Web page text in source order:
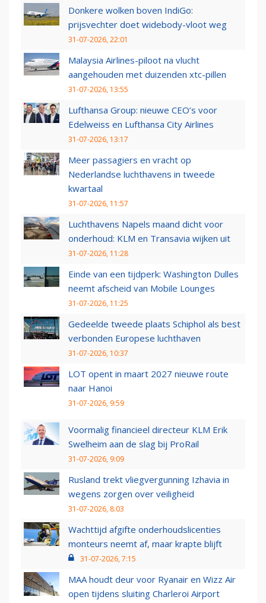
Donkere wolken boven IndiGo:
prijsvechter doet widebody-vloot weg
31-07-2026, 22:01
Malaysia Airlines-piloot na vlucht
aangehouden met duizenden xtc-pillen
31-07-2026, 13:55
Lufthansa Group: nieuwe CEO’s voor
Edelweiss en Lufthansa City Airlines
31-07-2026, 13:17
Meer passagiers en vracht op
Nederlandse luchthavens in tweede
kwartaal
31-07-2026, 11:57
Luchthavens Napels maand dicht voor
onderhoud: KLM en Transavia wijken uit
31-07-2026, 11:28
Einde van een tijdperk: Washington Dulles
neemt afscheid van Mobile Lounges
31-07-2026, 11:25
Gedeelde tweede plaats Schiphol als best
verbonden Europese luchthaven
31-07-2026, 10:37
LOT opent in maart 2027 nieuwe route
naar Hanoi
31-07-2026, 9:59
Voormalig financieel directeur KLM Erik
Swelheim aan de slag bij ProRail
31-07-2026, 9:09
Rusland trekt vliegvergunning Izhavia in
wegens zorgen over veiligheid
31-07-2026, 8:03
Wachttijd afgifte onderhoudslicenties
monteurs neemt af, maar krapte blijft
31-07-2026, 7:15
MAA houdt deur voor Ryanair en Wizz Air
open tijdens sluiting Charleroi Airport